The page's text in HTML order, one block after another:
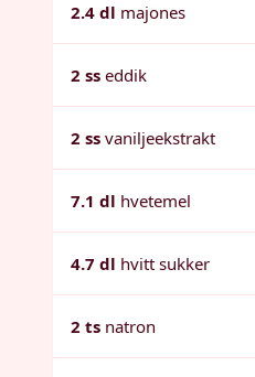
2.4 dl majones
2 ss eddik
2 ss vaniljeekstrakt
7.1 dl hvetemel
4.7 dl hvitt sukker
2 ts natron